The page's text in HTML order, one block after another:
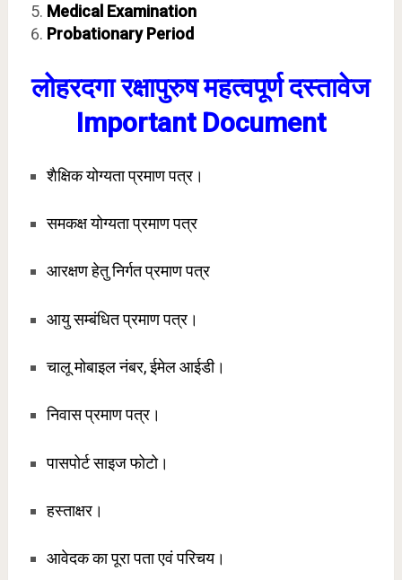
Medical Examination
Probationary Period
लोहरदगा रक्षापुरुषमहत्वपूर्ण दस्तावेज
Important Document
शैक्षिक योग्यता प्रमाण पत्र।
समकक्ष योग्यता प्रमाण पत्र
आरक्षण हेतु निर्गत प्रमाण पत्र
आयु सम्बंधित प्रमाण पत्र।
चालू मोबाइल नंबर, ईमेल आईडी।
निवास प्रमाण पत्र।
पासपोर्ट साइज फोटो।
हस्ताक्षर।
आवेदक का पूरा पता एवं परिचय।